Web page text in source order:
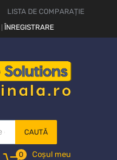
LISTA DE COMPARAȚIE
ÎNREGISTRARE
CAUTĂ
Coșul meu
0